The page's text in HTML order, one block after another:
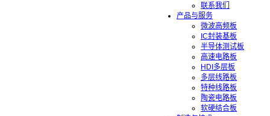
联系我们
产品与服务
微波高频板
IC封装基板
半导体测试板
高速电路板
HDI多层板
多层线路板
特种线路板
陶瓷电路板
软硬结合板